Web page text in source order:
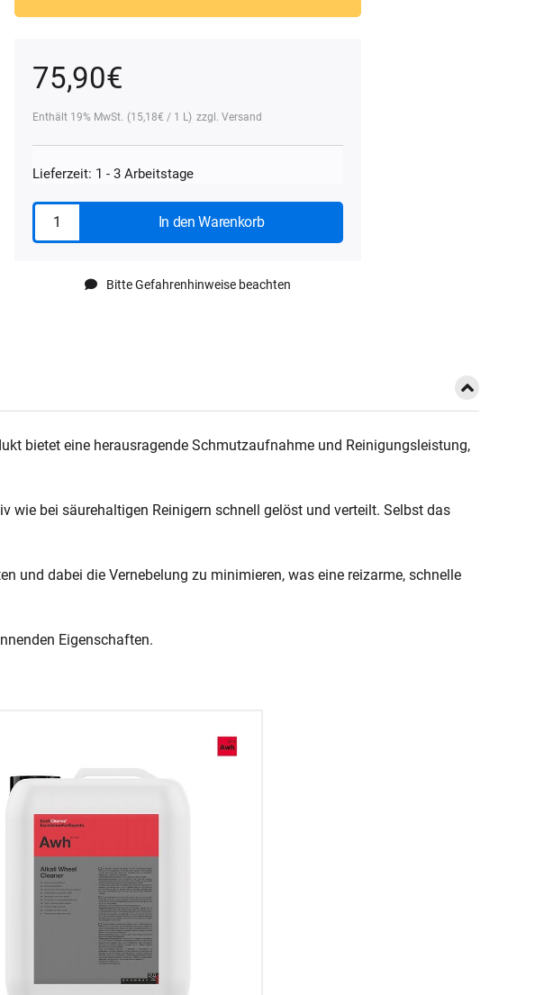
75,90€
Enthält 19% MwSt. (15,18€ / 1 L) zzgl. Versand
Lieferzeit: 1 - 3 Arbeitstage
Koch
Chemie
In den Warenkorb
Bitte Gefahrenhinweise beachten
bietet eine herausragende Schmutzaufnahme und Reinigungsleistung,
bei säurehaltigen Reinigern schnell gelöst und verteilt. Selbst das
und dabei die Vernebelung zu minimieren, was eine reizarme, schnelle
Eigenschaften.